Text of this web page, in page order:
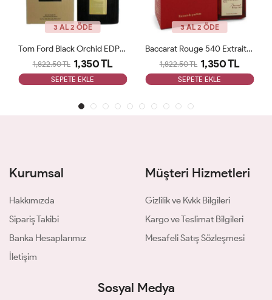
3 AL 2 ÖDE
Tom Ford Black Orchid EDP Parfüm 100ml ARC JLT Unisex
1,822.50 TL 1,350 TL
SEPETE EKLE
3 AL 2 ÖDE
Baccarat Rouge 540 Extrait De Parfum Maison Arc JLT Unisex
1,822.50 TL 1,350 TL
SEPETE EKLE
Kurumsal
Hakkımızda
Sipariş Takibi
Banka Hesaplarımız
İletişim
Müşteri Hizmetleri
Gizlilik ve Kvkk Bilgileri
Kargo ve Teslimat Bilgileri
Mesafeli Satış Sözleşmesi
Sosyal Medya